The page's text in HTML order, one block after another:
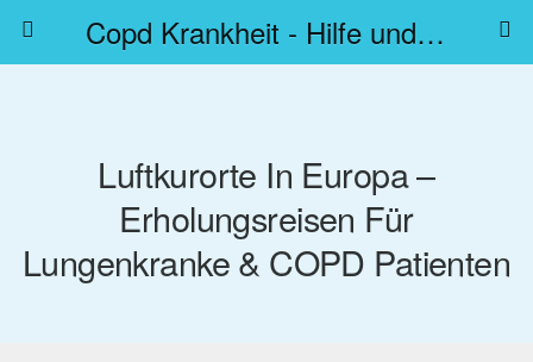
Copd Krankheit - Hilfe und Beratung: Infoportal Diagnose, Symptome & Therapie
Luftkurorte In Europa –
Erholungsreisen Für
Lungenkranke & COPD Patienten